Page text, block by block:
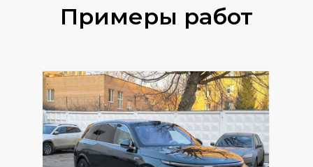
Примеры работ